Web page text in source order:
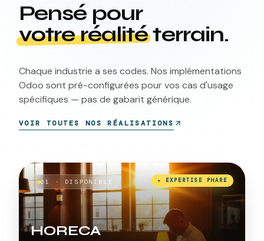
Pensé pour
votre réalitéterrain.
Chaque industrie a ses codes. Nos implémentations
Odoo sont pré-configurées pour vos cas d'usage
spécifiques — pas de gabarit générique.
VOIR TOUTES NOS RÉALISATIONS
01 · DISPONIBLE ★ EXPERTISE PHARE
HORECA